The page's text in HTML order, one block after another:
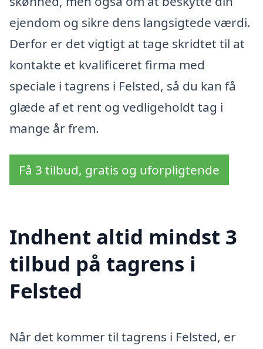
ejendom og sikre dens langsigtede værdi.
Derfor er det vigtigt at tage skridtet til at
kontakte et kvalificeret firma med
speciale i tagrens i Felsted, så du kan få
glæde af et rent og vedligeholdt tag i
mange år frem.
Få 3 tilbud, gratis og uforpligtende
Indhent altid mindst 3
tilbud på tagrens i
Felsted
Når det kommer til tagrens i Felsted, er